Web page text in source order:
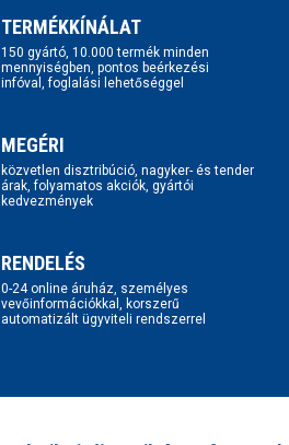
TERMÉKKÍNÁLAT
150 gyártó, 10.000 termék minden
mennyiségben, pontos beérkezési
infóval, foglalási lehetőséggel
MEGÉRI
közvetlen disztribúció, nagyker- és tender
árak, folyamatos akciók, gyártói
kedvezmények
RENDELÉS
0-24 online áruház, személyes
vevőinformációkkal, korszerű
automatizált ügyviteli rendszerrel